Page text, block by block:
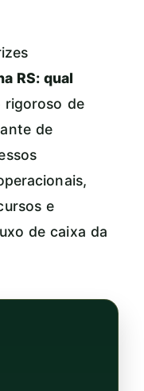
RS: qual
rigoroso de
de
e
de caixa da